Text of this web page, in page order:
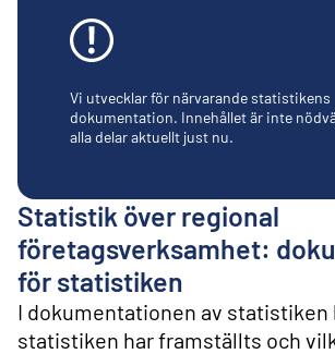
Vi utvecklar för närvarande statistikens
dokumentation. Innehållet är inte
alla delar aktuellt just nu.
Statistik över regional
företagsverksamhet:
för statistiken
I dokumentationen av statistiken
statistiken har framställts och